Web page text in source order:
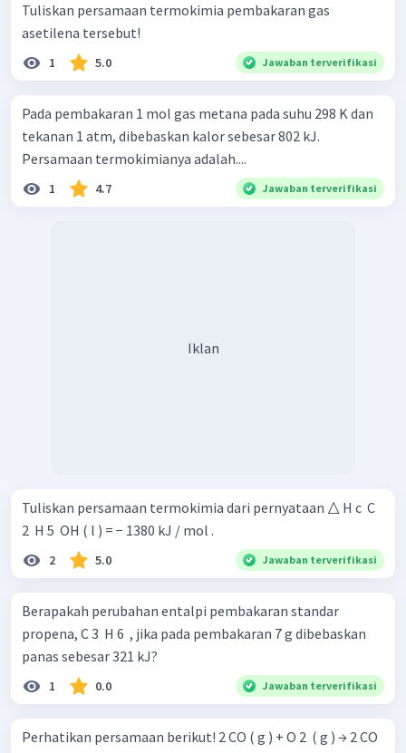
Tuliskan persamaan termokimia pembakaran gas
asetilena tersebut!
1 5.0 Jawaban terverifikasi
Pada pembakaran 1 mol gas metana pada suhu 298 K dan
tekanan 1 atm, dibebaskan kalor sebesar 802 kJ.
Persamaan termokimianya adalah....
1 4.7 Jawaban terverifikasi
Iklan
Tuliskan persamaan termokimia dari pernyataan △ H c ​ C
2 ​ H 5 ​ OH ( l ) = − 1380 kJ / mol .
2 5.0 Jawaban terverifikasi
Berapakah perubahan entalpi pembakaran standar
propena, C 3 ​ H 6 ​ , jika pada pembakaran 7 g dibebaskan
panas sebesar 321 kJ?
1 0.0 Jawaban terverifikasi
Perhatikan persamaan berikut! 2 CO ( g ) + O 2 ​ ( g ) → 2 CO